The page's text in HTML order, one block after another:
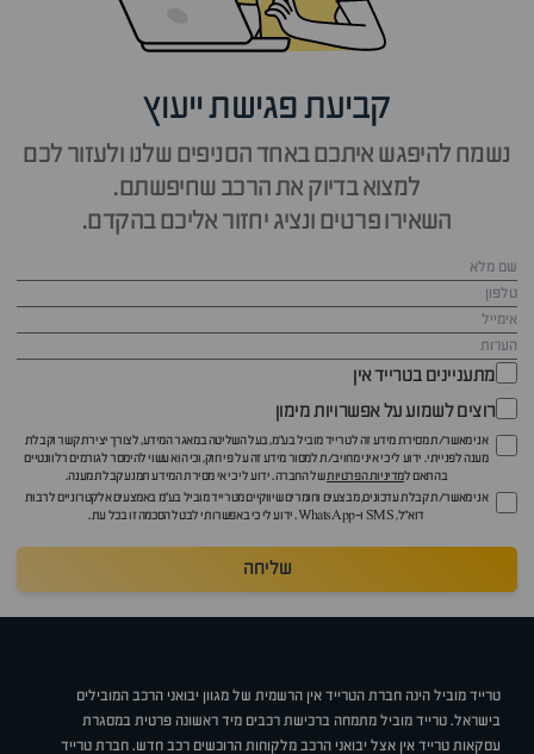
קביעת פגישת ייעוץ
נשמח להיפגש איתכם באחד הסניפים שלנו ולעזור לכם
למצוא בדיוק את הרכב שחיפשתם.
השאירו פרטים ונציג יחזור אליכם בהקדם.
מתעניינים בטרייד אין
רוצים לשמוע על אפשרויות מימון
אני מאשר/ת מסירת מידע זה לטרייד מוביל בע"מ, בעל השליטה במאגר המידע, לצורך יצירת קשר וקבלת
מענה לפנייתי. ידוע לי כי איני מחויב/ת למסור מידע זה על פי חוק, וכי הוא עשוי להימסר לגורמים רלוונטיים
בהתאם למדיניות הפרטיותשל החברה. ידוע לי כי אי מסירת המידע תמנע קבלת מענה.
אני מאשר/ת קבלת עדכונים, מבצעים וחומרים שיווקיים מטרייד מוביל בע"מ באמצעים אלקטרוניים לרבות
דוא״ל, SMS ו-WhatsApp. ידוע לי כי באפשרותי לבטל הסכמה זו בכל עת.
שליחה
טרייד מוביל הינה חברת הטרייד אין הרשמית של מגוון יבואני הרכב המובילים
בישראל. טרייד מוביל מתמחה ברכישת רכבים מיד ראשונה פרטית במסגרת
עסקאות טרייד אין אצל יבואני הרכב מלקוחות הרוכשים רכב חדש. חברת טרייד